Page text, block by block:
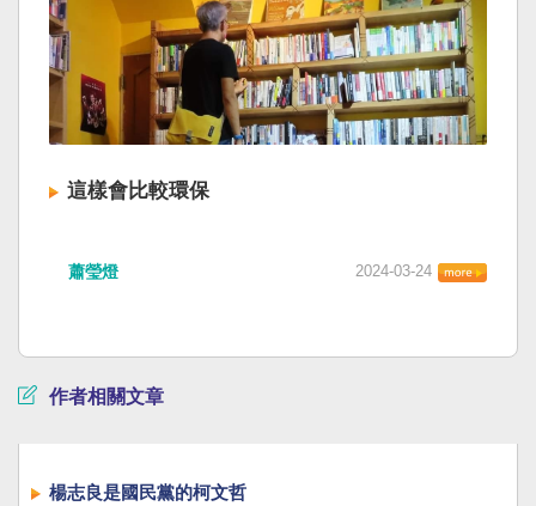
這樣會比較環保
蕭瑩燈 2024-03-24
作者相關文章
楊志良是國民黨的柯文哲